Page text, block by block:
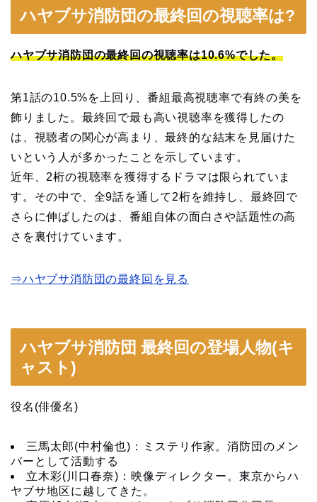
ハヤブサ消防団の最終回の視聴率は?
ハヤブサ消防団の最終回の視聴率は10.6%でした。
第1話の10.5%を上回り、番組最高視聴率で有終の美を
飾りました。最終回で最も高い視聴率を獲得したの
は、視聴者の関心が高まり、最終的な結末を見届けた
いという人が多かったことを示しています。
近年、2桁の視聴率を獲得するドラマは限られていま
す。その中で、全9話を通して2桁を維持し、最終回で
さらに伸ばしたのは、番組自体の面白さや話題性の高
さを裏付けています。
⇒ハヤブサ消防団の最終回を見る
ハヤブサ消防団 最終回の登場人物(キ
ャスト)
役名(俳優名)
三馬太郎(中村倫也)：ミステリ作家。消防団のメン
バーとして活動する
立木彩(川口春奈)：映像ディレクター。東京からハ
ヤブサ地区に越してきた。